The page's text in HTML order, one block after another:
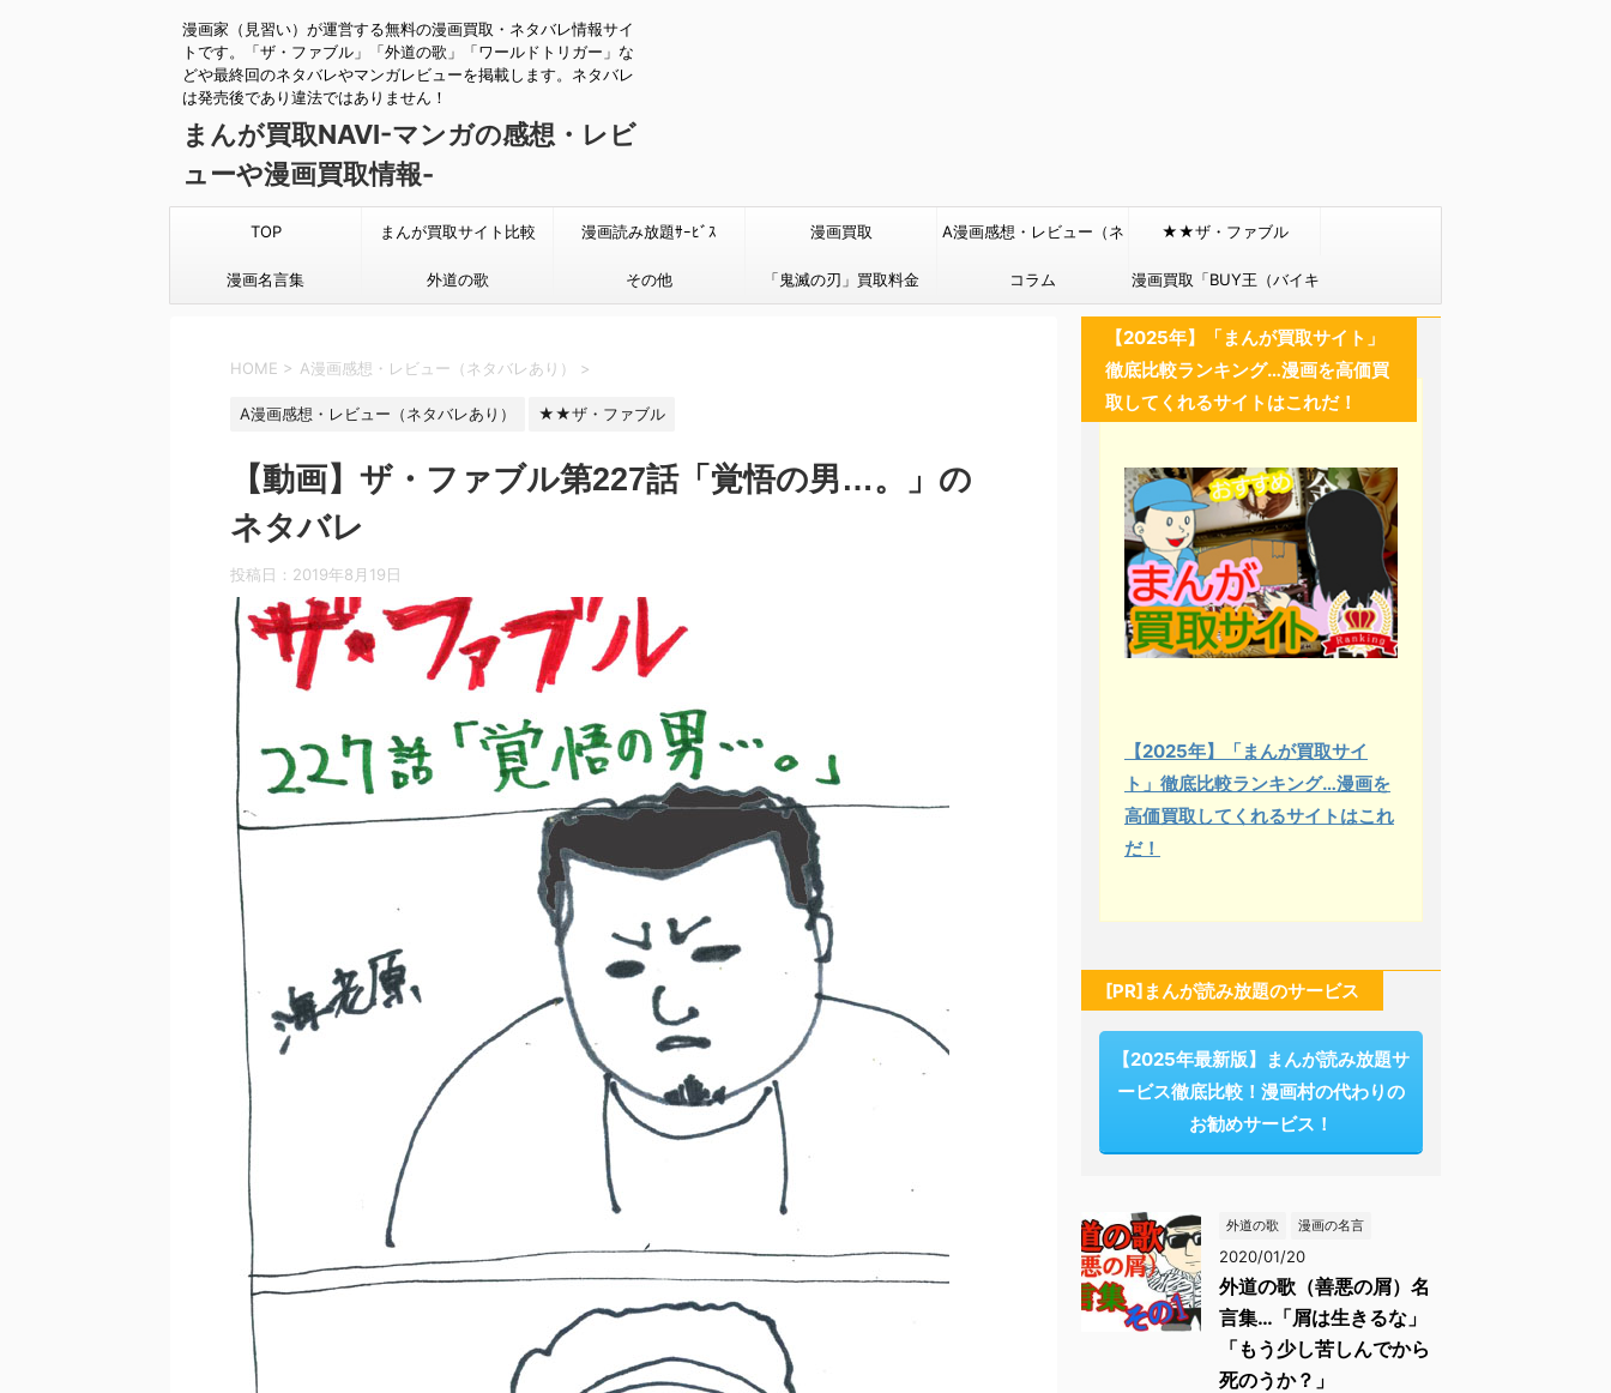
漫画家（見習い）が運営する無料の漫画買取・ネタバレ情報サイ
トです。「ザ・ファブル」「外道の歌」「ワールドトリガー」な
どや最終回のネタバレやマンガレビューを掲載します。ネタバレ
は発売後であり違法ではありません！
まんが買取NAVI-マンガの感想・レビ
ューや漫画買取情報-
TOP まんが買取サイト比較 漫画読み放題ｻｰﾋﾞｽ 漫画買取 A漫画感想・レビュー（ネ
タバレあり）
★★ザ・ファブル
漫画名言集 外道の歌 その他 「鬼滅の刃」買取料金 コラム 漫画買取「BUY王（バイキ
ング）」
HOME > A漫画感想・レビュー（ネタバレあり） >
A漫画感想・レビュー（ネタバレあり） ★★ザ・ファブル
【動画】ザ・ファブル第227話「覚悟の男…。」の
ネタバレ
投稿日： 2019年8月19日
【2025年】「まんが買取サイト」
徹底比較ランキング…漫画を高価買
取してくれるサイトはこれだ！
【2025年】「まんが買取サイ
ト」徹底比較ランキング…漫画を
高価買取してくれるサイトはこれ
だ！
[PR]まんが読み放題のサービス
【2025年最新版】まんが読み放題サ
ービス徹底比較！漫画村の代わりの
お勧めサービス！
外道の歌 漫画の名言
2020/01/20
外道の歌（善悪の屑）名
言集…「屑は生きるな」
「もう少し苦しんでから
死のうか？」